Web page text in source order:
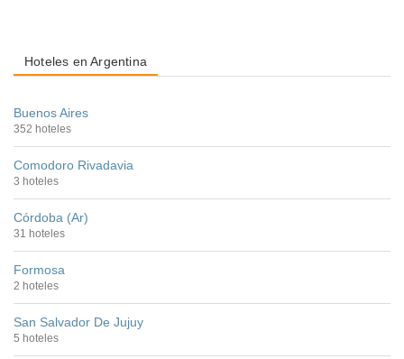
Hoteles en Argentina
Buenos Aires
352 hoteles
Comodoro Rivadavia
3 hoteles
Córdoba (Ar)
31 hoteles
Formosa
2 hoteles
San Salvador De Jujuy
5 hoteles